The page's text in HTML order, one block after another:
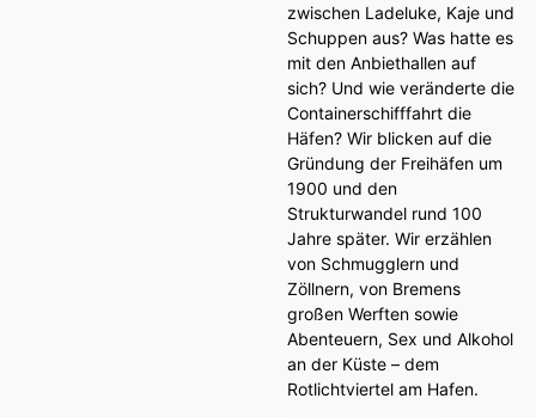
zwischen Ladeluke, Kaje und
Schuppen aus? Was hatte es
mit den Anbiethallen auf
sich? Und wie veränderte die
Containerschifffahrt die
Häfen? Wir blicken auf die
Gründung der Freihäfen um
1900 und den
Strukturwandel rund 100
Jahre später. Wir erzählen
von Schmugglern und
Zöllnern, von Bremens
großen Werften sowie
Abenteuern, Sex und Alkohol
an der Küste – dem
Rotlichtviertel am Hafen.